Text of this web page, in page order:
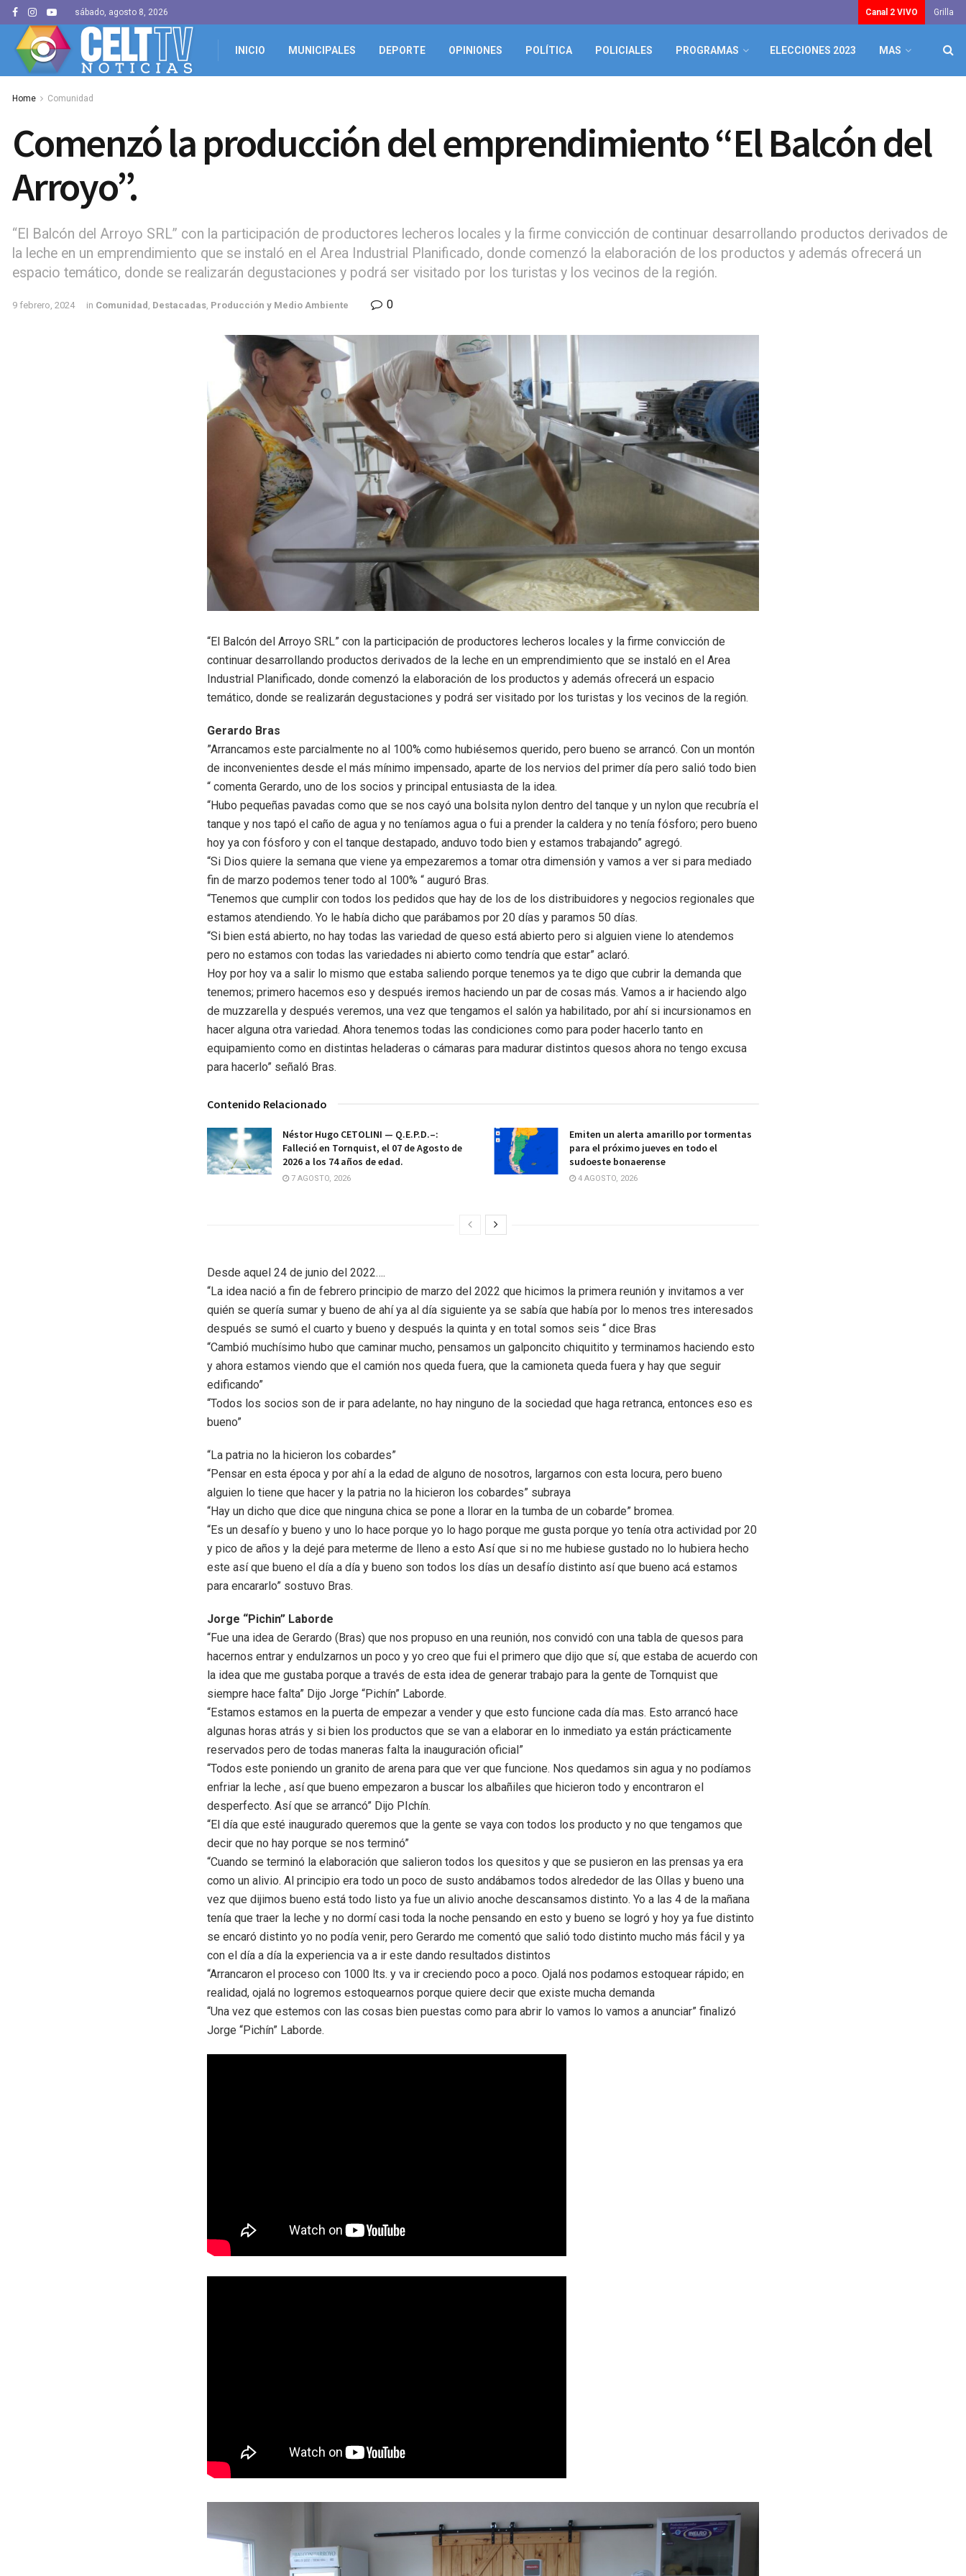
sábado, agosto 8, 2026 Canal 2 VIVO Grilla
INICIO MUNICIPALES DEPORTE OPINIONES POLÍTICA POLICIALES PROGRAMAS ELECCIONES 2023 MAS
Home Comunidad
Comenzó la producción del emprendimiento “El Balcón del
Arroyo”.
“El Balcón del Arroyo SRL” con la participación de productores lecheros locales y la firme convicción de continuar desarrollando productos derivados de
la leche en un emprendimiento que se instaló en el Area Industrial Planificado, donde comenzó la elaboración de los productos y además ofrecerá un
espacio temático, donde se realizarán degustaciones y podrá ser visitado por los turistas y los vecinos de la región.
9 febrero, 2024 in Comunidad , Destacadas, Producción y Medio Ambiente 0
“El Balcón del Arroyo SRL” con la participación de productores lecheros locales y la firme convicción de
continuar desarrollando productos derivados de la leche en un emprendimiento que se instaló en el Area
Industrial Planificado, donde comenzó la elaboración de los productos y además ofrecerá un espacio
temático, donde se realizarán degustaciones y podrá ser visitado por los turistas y los vecinos de la región.
Gerardo Bras
”Arrancamos este parcialmente no al 100% como hubiésemos querido, pero bueno se arrancó. Con un montón
de inconvenientes desde el más mínimo impensado, aparte de los nervios del primer día pero salió todo bien
“ comenta Gerardo, uno de los socios y principal entusiasta de la idea.
“Hubo pequeñas pavadas como que se nos cayó una bolsita nylon dentro del tanque y un nylon que recubría el
tanque y nos tapó el caño de agua y no teníamos agua o fui a prender la caldera y no tenía fósforo; pero bueno
hoy ya con fósforo y con el tanque destapado, anduvo todo bien y estamos trabajando” agregó.
“Si Dios quiere la semana que viene ya empezaremos a tomar otra dimensión y vamos a ver si para mediado
fin de marzo podemos tener todo al 100% “ auguró Bras.
“Tenemos que cumplir con todos los pedidos que hay de los de los distribuidores y negocios regionales que
estamos atendiendo. Yo le había dicho que parábamos por 20 días y paramos 50 días.
“Si bien está abierto, no hay todas las variedad de queso está abierto pero si alguien viene lo atendemos
pero no estamos con todas las variedades ni abierto como tendría que estar” aclaró.
Hoy por hoy va a salir lo mismo que estaba saliendo porque tenemos ya te digo que cubrir la demanda que
tenemos; primero hacemos eso y después iremos haciendo un par de cosas más. Vamos a ir haciendo algo
de muzzarella y después veremos, una vez que tengamos el salón ya habilitado, por ahí si incursionamos en
hacer alguna otra variedad. Ahora tenemos todas las condiciones como para poder hacerlo tanto en
equipamiento como en distintas heladeras o cámaras para madurar distintos quesos ahora no tengo excusa
para hacerlo” señaló Bras.
Contenido Relacionado
Néstor Hugo CETOLINI — Q.E.P.D.–:
Falleció en Tornquist, el 07 de Agosto de
2026 a los 74 años de edad.
7 AGOSTO, 2026
Emiten un alerta amarillo por tormentas
para el próximo jueves en todo el
sudoeste bonaerense
4 AGOSTO, 2026
Desde aquel 24 de junio del 2022….
“La idea nació a fin de febrero principio de marzo del 2022 que hicimos la primera reunión y invitamos a ver
quién se quería sumar y bueno de ahí ya al día siguiente ya se sabía que había por lo menos tres interesados
después se sumó el cuarto y bueno y después la quinta y en total somos seis “ dice Bras
“Cambió muchísimo hubo que caminar mucho, pensamos un galponcito chiquitito y terminamos haciendo esto
y ahora estamos viendo que el camión nos queda fuera, que la camioneta queda fuera y hay que seguir
edificando”
“Todos los socios son de ir para adelante, no hay ninguno de la sociedad que haga retranca, entonces eso es
bueno”
“La patria no la hicieron los cobardes”
“Pensar en esta época y por ahí a la edad de alguno de nosotros, largarnos con esta locura, pero bueno
alguien lo tiene que hacer y la patria no la hicieron los cobardes” subraya
“Hay un dicho que dice que ninguna chica se pone a llorar en la tumba de un cobarde” bromea.
“Es un desafío y bueno y uno lo hace porque yo lo hago porque me gusta porque yo tenía otra actividad por 20
y pico de años y la dejé para meterme de lleno a esto Así que si no me hubiese gustado no lo hubiera hecho
este así que bueno el día a día y bueno son todos los días un desafío distinto así que bueno acá estamos
para encararlo” sostuvo Bras.
Jorge “Pichin” Laborde
“Fue una idea de Gerardo (Bras) que nos propuso en una reunión, nos convidó con una tabla de quesos para
hacernos entrar y endulzarnos un poco y yo creo que fui el primero que dijo que sí, que estaba de acuerdo con
la idea que me gustaba porque a través de esta idea de generar trabajo para la gente de Tornquist que
siempre hace falta” Dijo Jorge “Pichín” Laborde.
“Estamos estamos en la puerta de empezar a vender y que esto funcione cada día mas. Esto arrancó hace
algunas horas atrás y si bien los productos que se van a elaborar en lo inmediato ya están prácticamente
reservados pero de todas maneras falta la inauguración oficial”
“Todos este poniendo un granito de arena para que ver que funcione. Nos quedamos sin agua y no podíamos
enfriar la leche , así que bueno empezaron a buscar los albañiles que hicieron todo y encontraron el
desperfecto. Así que se arrancó” Dijo PIchín.
“El día que esté inaugurado queremos que la gente se vaya con todos los producto y no que tengamos que
decir que no hay porque se nos terminó”
“Cuando se terminó la elaboración que salieron todos los quesitos y que se pusieron en las prensas ya era
como un alivio. Al principio era todo un poco de susto andábamos todos alrededor de las Ollas y bueno una
vez que dijimos bueno está todo listo ya fue un alivio anoche descansamos distinto. Yo a las 4 de la mañana
tenía que traer la leche y no dormí casi toda la noche pensando en esto y bueno se logró y hoy ya fue distinto
se encaró distinto yo no podía venir, pero Gerardo me comentó que salió todo distinto mucho más fácil y ya
con el día a día la experiencia va a ir este dando resultados distintos
“Arrancaron el proceso con 1000 lts. y va ir creciendo poco a poco. Ojalá nos podamos estoquear rápido; en
realidad, ojalá no logremos estoquearnos porque quiere decir que existe mucha demanda
“Una vez que estemos con las cosas bien puestas como para abrir lo vamos lo vamos a anunciar” finalizó
Jorge “Pichín” Laborde.